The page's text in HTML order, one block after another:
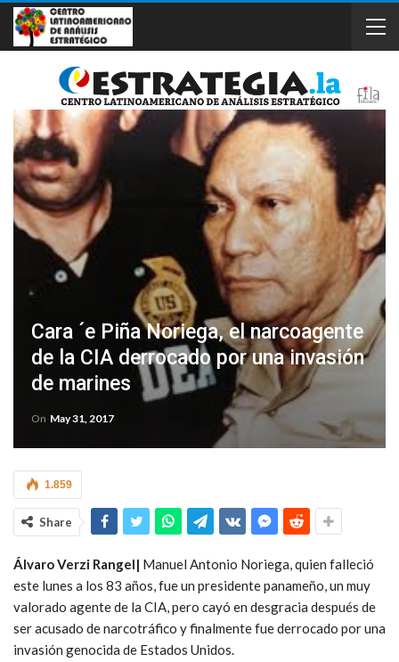
Cara ´e Piña Noriega, el narcoagente
de la CIA derrocado por una invasión
de marines
On May 31, 2017
1.859
Share
Álvaro Verzi Rangel| Manuel Antonio Noriega, quien falleció
este lunes a los 83 años, fue un presidente panameño, un muy
valorado agente de la CIA, pero cayó en desgracia después de
ser acusado de narcotráfico y finalmente fue derrocado por una
invasión genocida de Estados Unidos.